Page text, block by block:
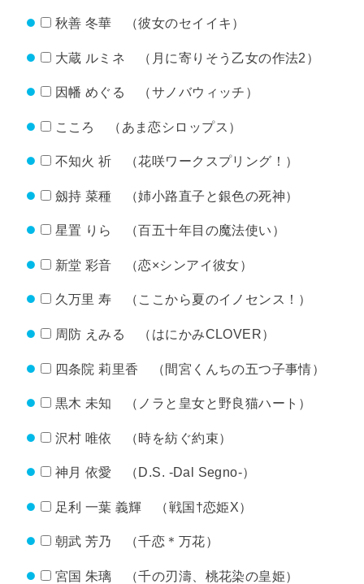
秋善 冬華 （彼女のセイイキ）
大蔵 ルミネ （月に寄りそう乙女の作法2）
因幡 めぐる （サノバウィッチ）
こころ （あま恋シロップス）
不知火 祈 （花咲ワークスプリング！）
劔持 菜種 （姉小路直子と銀色の死神）
星置 りら （百五十年目の魔法使い）
新堂 彩音 （恋×シンアイ彼女）
久万里 寿 （ここから夏のイノセンス！）
周防 えみる （はにかみCLOVER）
四条院 莉里香 （間宮くんちの五つ子事情）
黒木 未知 （ノラと皇女と野良猫ハート）
沢村 唯依 （時を紡ぐ約束）
神月 依愛 （D.S. -Dal Segno-）
足利 一葉 義輝 （戦国†恋姫X）
朝武 芳乃 （千恋＊万花）
宮国 朱璃 （千の刃濤、桃花染の皇姫）